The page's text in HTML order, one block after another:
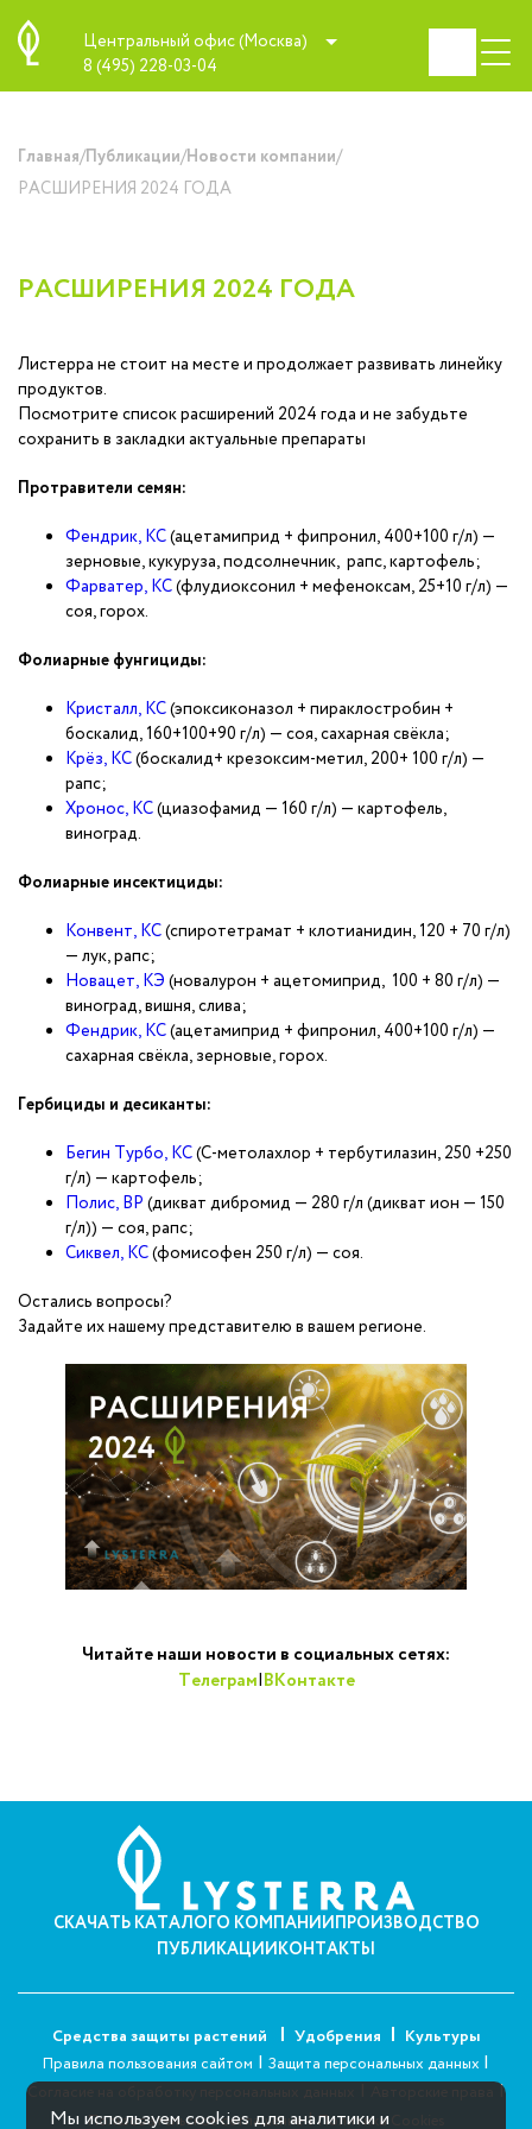
Центральный офис (Москва)
8 (495) 228-03-04
Главная/Публикации/Новости компании/
РАСШИРЕНИЯ 2024 ГОДА
РАСШИРЕНИЯ 2024 ГОДА
Листерра не стоит на месте и продолжает развивать линейку
продуктов.
Посмотрите список расширений 2024 года и не забудьте
сохранить в закладки актуальные препараты
Протравители семян:
Фендрик, КС(ацетамиприд + фипронил, 400+100 г/л) —
зерновые, кукуруза, подсолнечник, рапс, картофель;
Фарватер, КС(флудиоксонил + мефеноксам, 25+10 г/л) —
соя, горох.
Фолиарные фунгициды:
Кристалл, КС(эпоксиконазол + пираклостробин +
боскалид, 160+100+90 г/л) — соя, сахарная свёкла;
Крёз, КС(боскалид+ крезоксим-метил, 200+ 100 г/л) —
рапс;
Хронос, КС(циазофамид — 160 г/л) — картофель,
виноград.
Фолиарные инсектициды:
Конвент, КС(спиротетрамат + клотианидин, 120 + 70 г/л)
— лук, рапс;
Новацет, КЭ (новалурон + ацетомиприд, 100 + 80 г/л) —
виноград, вишня, слива;
Фендрик, КС(ацетамиприд + фипронил, 400+100 г/л) —
сахарная свёкла, зерновые, горох.
Гербициды и десиканты:
Бегин Турбо, КС(С-метолахлор + тербутилазин, 250 +250
г/л) — картофель;
Полис, ВР (дикват дибромид — 280 г/л (дикват ион — 150
г/л)) — соя, рапс;
Сиквел, КС(фомисофен 250 г/л) — соя.
Остались вопросы?
Задайте их нашему представителю в вашем регионе.
Читайте наши новости в социальных сетях:
Телеграм|ВКонтакте
СКАЧАТЬ КАТАЛОГО КОМПАНИИПРОИЗВОДСТВО
ПУБЛИКАЦИИКОНТАКТЫ
Средства защиты растений Удобрения Культуры
Правила пользования сайтом | Защита персональных данных |
Согласие на обработку персональных данных |
Пользовательское соглашение |Политика Cookies
Мы используем cookies для аналитики и